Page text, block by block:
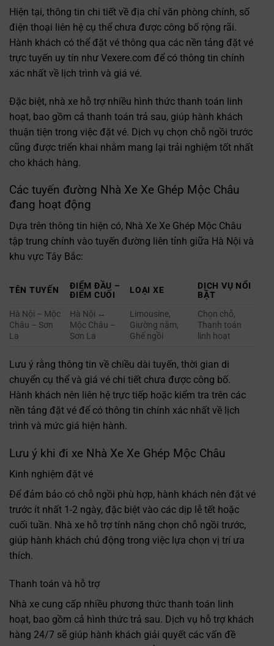
Hiện tại, thông tin chi tiết về địa chỉ văn phòng chính, số
điện thoại liên hệ cụ thể chưa được công bố rộng rãi.
Hành khách có thể đặt vé thông qua các nền tảng đặt vé
trực tuyến uy tín như Vexere.com để có thông tin chính
xác nhất về lịch trình và giá vé.
Đặc biệt, nhà xe hỗ trợ nhiều hình thức thanh toán linh
hoạt, bao gồm cả thanh toán trả sau, giúp hành khách
thuận tiện trong việc đặt vé. Dịch vụ chọn chỗ ngồi trước
cũng được triển khai nhằm mang lại trải nghiệm tốt nhất
cho khách hàng.
Các tuyến đường Nhà Xe Xe Ghép Mộc Châu
đang hoạt động
Dựa trên thông tin hiện có, Nhà Xe Xe Ghép Mộc Châu
tập trung chính vào tuyến đường liên tỉnh giữa Hà Nội và
khu vực Tây Bắc:
TÊN TUYẾN
ĐIỂM ĐẦU –
ĐIỂM CUỐI
LOẠI XE
DỊCH VỤ NỔI
BẬT
Hà Nội – Mộc
Châu – Sơn
La
Hà Nội ↔
Mộc Châu –
Sơn La
Limousine,
Giường nằm,
Ghế ngồi
Chọn chỗ,
Thanh toán
linh hoạt
Lưu ý rằng thông tin về chiều dài tuyến, thời gian di
chuyển cụ thể và giá vé chi tiết chưa được công bố.
Hành khách nên liên hệ trực tiếp hoặc kiểm tra trên các
nền tảng đặt vé để có thông tin chính xác nhất về lịch
trình và mức giá hiện hành.
Lưu ý khi đi xe Nhà Xe Xe Ghép Mộc Châu
Kinh nghiệm đặt vé
Để đảm bảo có chỗ ngồi phù hợp, hành khách nên đặt vé
trước ít nhất 1-2 ngày, đặc biệt vào các dịp lễ tết hoặc
cuối tuần. Nhà xe hỗ trợ tính năng chọn chỗ ngồi trước,
giúp hành khách chủ động trong việc lựa chọn vị trí ưa
thích.
Thanh toán và hỗ trợ
Nhà xe cung cấp nhiều phương thức thanh toán linh
hoạt, bao gồm cả hình thức trả sau. Dịch vụ hỗ trợ khách
hàng 24/7 sẽ giúp hành khách giải quyết các vấn đề